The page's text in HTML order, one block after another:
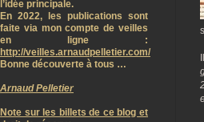
l’idée principale.
En 2022, les publications sont
faite via mon compte de veilles
en ligne :
http://veilles.arnaudpelletier.com/
Bonne découverte à tous …
Arnaud Pelletier
Note sur les billets de ce blog et